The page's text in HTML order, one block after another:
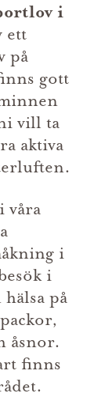
i
ett
på
gott
vill ta
aktiva
våra
i
i
på
åsnor.
finns